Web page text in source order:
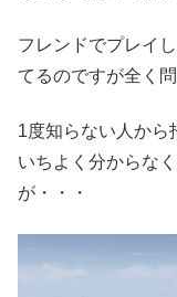
フレンドでプレイ
てるのですが全く
1度知らない人から
いちよく分からな
が・・・